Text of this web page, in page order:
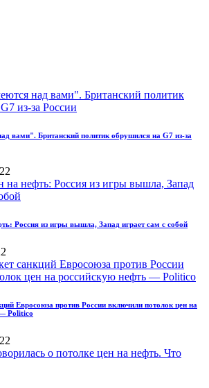
вами". Британский политик обрушился на G7 из-за
Россия из игры вышла, Запад играет сам с собой
Евросоюза против России включили потолок цен на
Politico